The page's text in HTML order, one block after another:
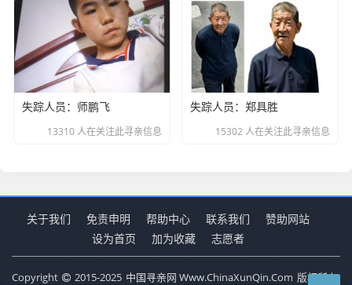
失踪人员：师鹏飞
13310 人在关注此寻亲信息
失踪人员：郑具胜
15302 人在关注此寻亲信息
关于我们 免责申明 帮助中心 联系我们
赞助网站
设为首页
加为收藏 志愿者
Copyright 2015-2025 中国寻亲网 Www.ChinaXunQin.Com 版权所有.